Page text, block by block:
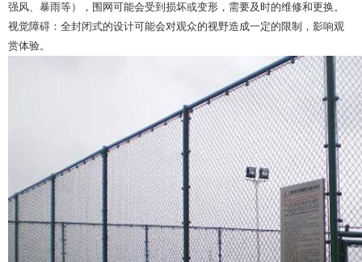
强风、暴雨等），围网可能会受到损坏或变形，需要及时的维修和更换。
视觉障碍：全封闭式的设计可能会对观众的视野造成一定的限制，影响观
赏体验。